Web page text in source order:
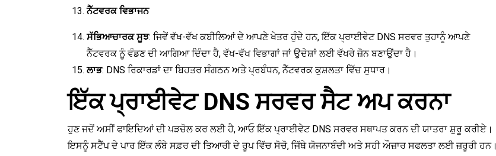
ਨੈੱਟਵਰਕ ਵਿਭਾਜਨ
ਸੱਭਿਆਚਾਰਕ ਸੂਝ: ਜਿਵੇਂ ਵੱਖ-ਵੱਖ ਕਬੀਲਿਆਂ ਦੇ ਆਪਣੇ ਖੇਤਰ ਹੁੰਦੇ ਹਨ, ਇੱਕ ਪ੍ਰਾਈਵੇਟ DNS ਸਰਵਰ ਤੁਹਾਨੂੰ ਆਪਣੇ
ਨੈੱਟਵਰਕ ਨੂੰ ਵੰਡਣ ਦੀ ਆਗਿਆ ਦਿੰਦਾ ਹੈ, ਵੱਖ-ਵੱਖ ਵਿਭਾਗਾਂ ਜਾਂ ਉਦੇਸ਼ਾਂ ਲਈ ਵੱਖਰੇ ਜ਼ੋਨ ਬਣਾਉਂਦਾ ਹੈ।
ਲਾਭ: DNS ਰਿਕਾਰਡਾਂ ਦਾ ਬਿਹਤਰ ਸੰਗਠਨ ਅਤੇ ਪ੍ਰਬੰਧਨ, ਨੈੱਟਵਰਕ ਕੁਸ਼ਲਤਾ ਵਿੱਚ ਸੁਧਾਰ।
ਇੱਕ ਪ੍ਰਾਈਵੇਟ DNS ਸਰਵਰ ਸੈਟ ਅਪ ਕਰਨਾ
ਹੁਣ ਜਦੋਂ ਅਸੀਂ ਫਾਇਦਿਆਂ ਦੀ ਪੜਚੋਲ ਕਰ ਲਈ ਹੈ, ਆਓ ਇੱਕ ਪ੍ਰਾਈਵੇਟ DNS ਸਰਵਰ ਸਥਾਪਤ ਕਰਨ ਦੀ ਯਾਤਰਾ ਸ਼ੁਰੂ ਕਰੀਏ।
ਇਸਨੂੰ ਸਟੈੱਪ ਦੇ ਪਾਰ ਇੱਕ ਲੰਬੇ ਸਫ਼ਰ ਦੀ ਤਿਆਰੀ ਦੇ ਰੂਪ ਵਿੱਚ ਸੋਚੋ, ਜਿੱਥੇ ਯੋਜਨਾਬੰਦੀ ਅਤੇ ਸਹੀ ਔਜ਼ਾਰ ਸਫਲਤਾ ਲਈ ਜ਼ਰੂਰੀ ਹਨ।